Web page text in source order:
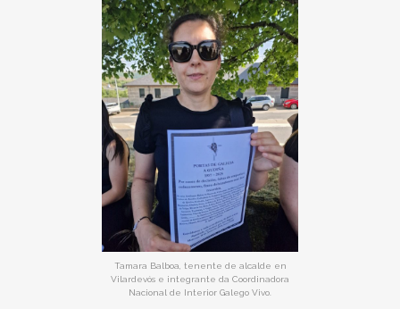
Tamara Balboa, tenente de alcalde en
Vilardevós e integrante da Coordinadora
Nacional de Interior Galego Vivo.